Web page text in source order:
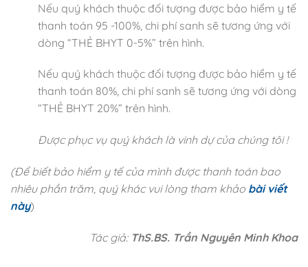
Nếu quý khách thuộc đối tượng được bảo hiểm y tế
thanh toán 95 -100%, chi phí sanh sẽ tương ứng với
dòng “THẺ BHYT 0-5%” trên hình.
Nếu quý khách thuộc đối tượng được bảo hiểm y tế
thanh toán 80%, chi phí sanh sẽ tương ứng với dòng
“THẺ BHYT 20%” trên hình.
Được phục vụ quý khách là vinh dự của chúng tôi !
(Để biết bảo hiểm y tế của mình được thanh toán bao
nhiêu phần trăm, quý khác vui lòng tham khảo bài viết
này)
Tác giả: ThS.BS. Trần Nguyên Minh Khoa